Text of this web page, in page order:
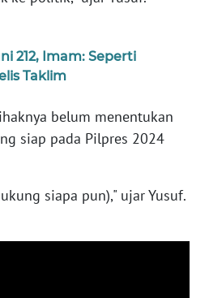
212, Imam: Seperti
Taklim
belum menentukan
siap pada Pilpres 2024
siapa pun)," ujar Yusuf.